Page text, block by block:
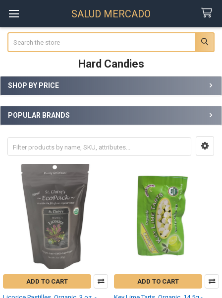
SALUD MERCADO
Hard Candies
Sidebar
SHOP BY PRICE
POPULAR BRANDS
ADD TO CART ADD TO CART